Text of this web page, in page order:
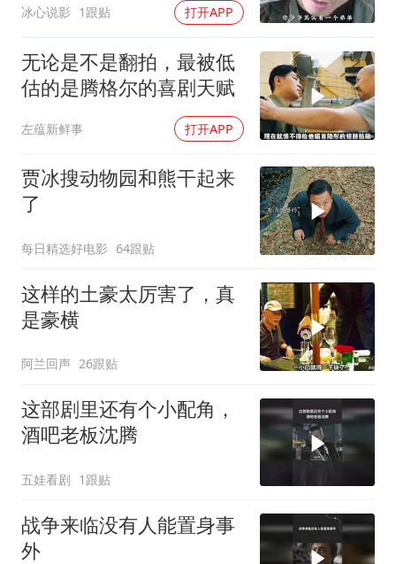
冰心说影 1跟贴 打开APP
无论是不是翻拍，最被低
估的是腾格尔的喜剧天赋
左蕴新鲜事 打开APP
贾冰搜动物园和熊干起来
了
每日精选好电影 64跟贴
这样的土豪太厉害了，真
是豪横
阿兰回声 26跟贴
这部剧里还有个小配角，
酒吧老板沈腾
五娃看剧 1跟贴
战争来临没有人能置身事
外